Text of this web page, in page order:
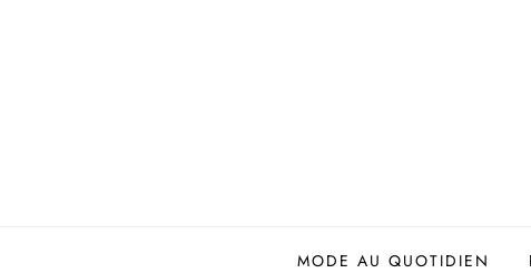
MODE AU QUOTIDIEN